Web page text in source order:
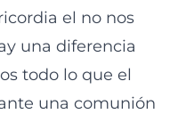
el no nos
una diferencia
todo lo que el
una comunión